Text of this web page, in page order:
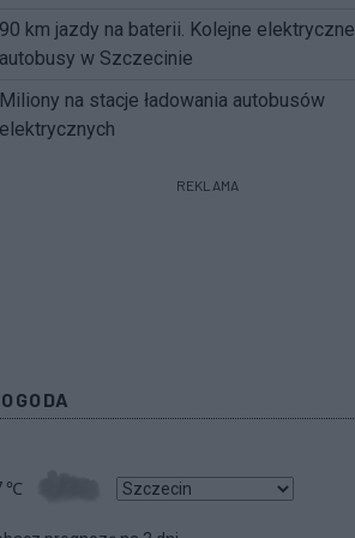
90 km jazdy na baterii. Kolejne elektryczne
autobusy w Szczecinie
Miliony na stacje ładowania autobusów
elektrycznych
REKLAMA
℃